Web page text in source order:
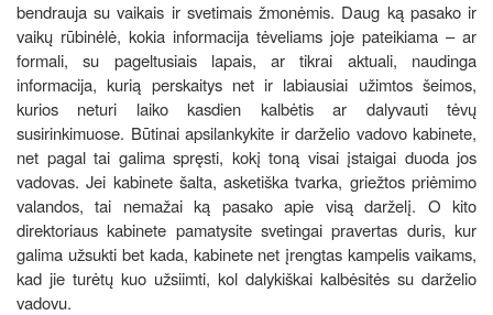
bendrauja su vaikais ir svetimais žmonėmis. Daug ką pasako ir
vaikų rūbinėlė, kokia informacija tėveliams joje pateikiama – ar
formali, su pageltusiais lapais, ar tikrai aktuali, naudinga
informacija, kurią perskaitys net ir labiausiai užimtos šeimos,
kurios neturi laiko kasdien kalbėtis ar dalyvauti tėvų
susirinkimuose. Būtinai apsilankykite ir darželio vadovo kabinete,
net pagal tai galima spręsti, kokį toną visai įstaigai duoda jos
vadovas. Jei kabinete šalta, asketiška tvarka, griežtos priėmimo
valandos, tai nemažai ką pasako apie visą darželį. O kito
direktoriaus kabinete pamatysite svetingai pravertas duris, kur
galima užsukti bet kada, kabinete net įrengtas kampelis vaikams,
kad jie turėtų kuo užsiimti, kol dalykiškai kalbėsitės su darželio
vadovu.